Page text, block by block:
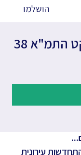
הושלמו
רוצים לבחור יזם לפרוייקט התמ"א 38
עירונית